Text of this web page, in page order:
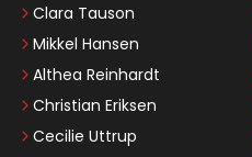
Clara Tauson
Mikkel Hansen
Althea Reinhardt
Christian Eriksen
Cecilie Uttrup